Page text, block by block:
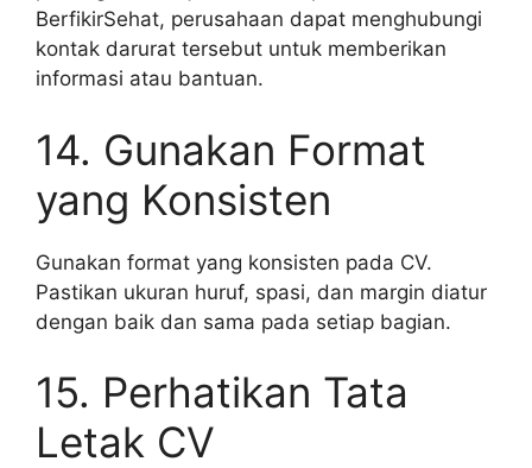
BerfikirSehat, perusahaan dapat menghubungi
kontak darurat tersebut untuk memberikan
informasi atau bantuan.
14. Gunakan Format
yang Konsisten
Gunakan format yang konsisten pada CV.
Pastikan ukuran huruf, spasi, dan margin diatur
dengan baik dan sama pada setiap bagian.
15. Perhatikan Tata
Letak CV